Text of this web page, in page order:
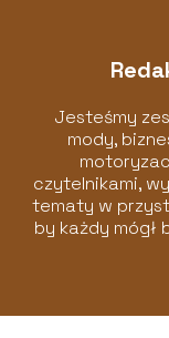
Jesteśmy
mody,
czytelnikami,
tematy w
by każdy